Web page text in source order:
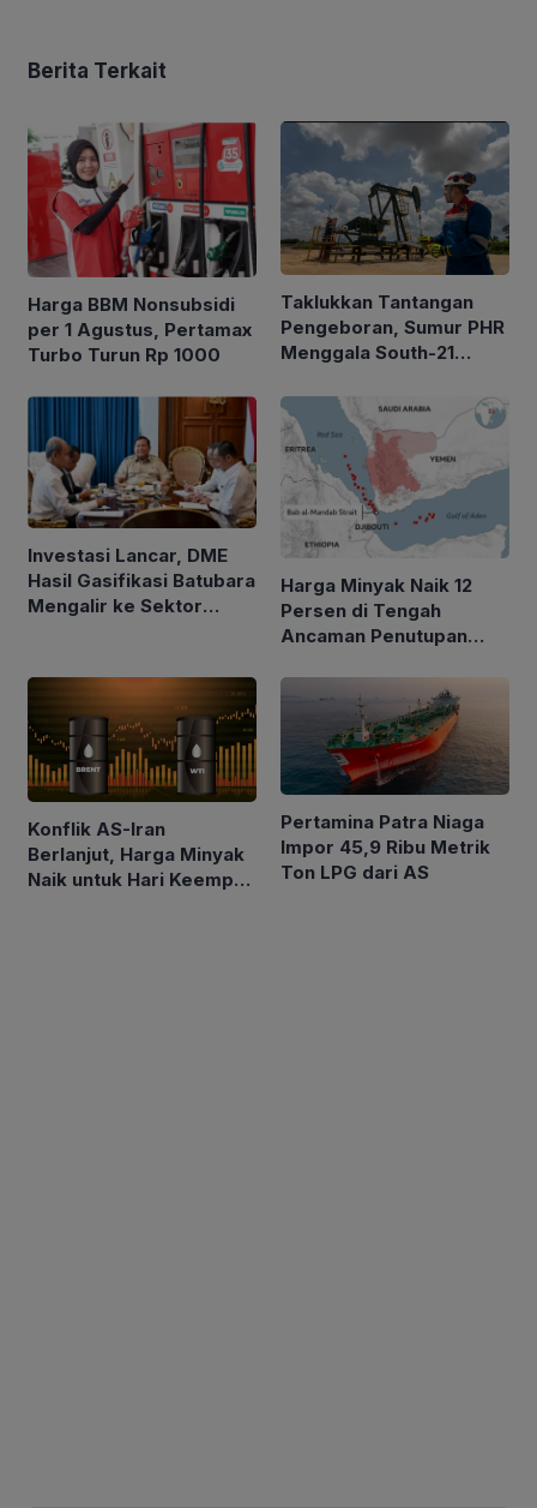
Berita Terkait
Harga BBM Nonsubsidi
per 1 Agustus, Pertamax
Turbo Turun Rp 1000
Taklukkan Tantangan
Pengeboran, Sumur PHR
Menggala South-21
BOPD
Investasi Lancar, DME
Hasil Gasifikasi Batubara
Mengalir ke Sektor
Harga Minyak Naik 12
Persen di Tengah
Ancaman Penutupan
Konflik AS-Iran
Berlanjut, Harga Minyak
Naik untuk Hari Keempat
Pertamina Patra Niaga
Impor 45,9 Ribu Metrik
Ton LPG dari AS